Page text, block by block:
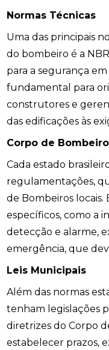
Normas Técnicas
Uma das principais
do bombeiro é a
para a segurança
fundamental para
construtores e
das edificações às
Corpo de
Cada estado
regulamentações,
de Bombeiros locais.
específicos, como a
detecção e alarme,
emergência, que
Leis Municipais
Além das normas
tenham legislações
diretrizes do Corpo
estabelecer prazos,